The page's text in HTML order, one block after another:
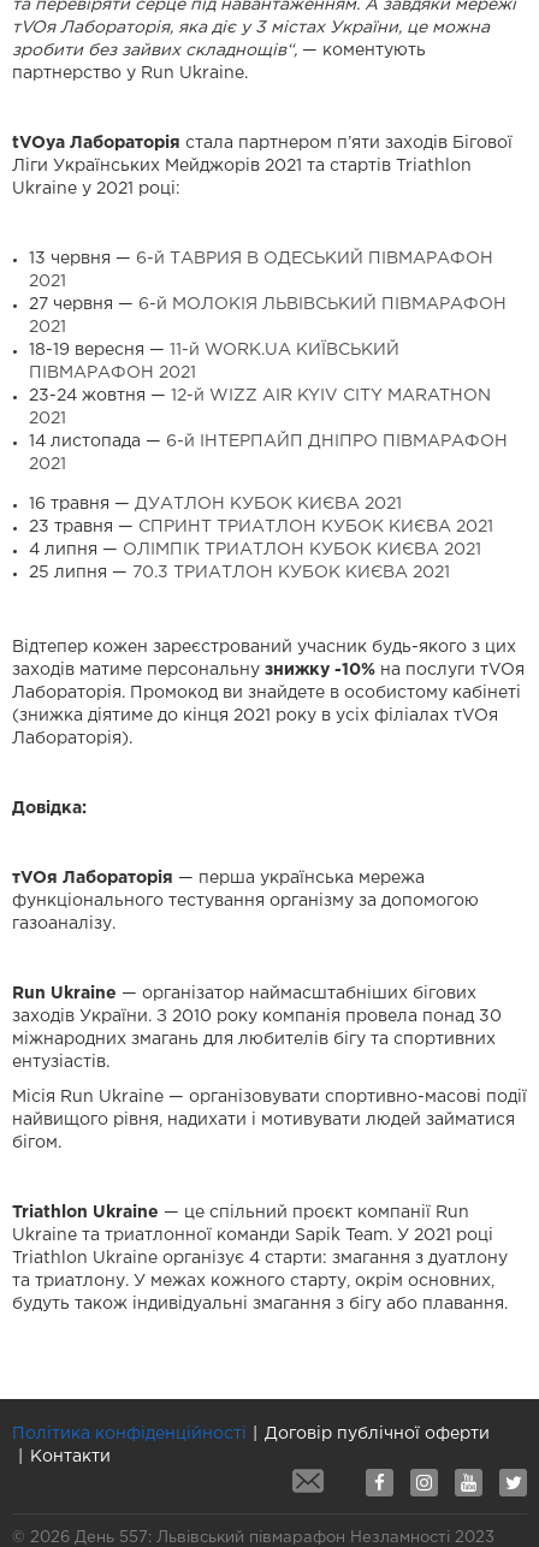
та перевіряти серце під навантаженням. А завдяки мережі
тVOя Лабораторія, яка діє у 3 містах України, це можна
зробити без зайвих складнощів“, — коментують
партнерство у Run Ukraine.
tVOya Лабораторія стала партнером п’яти заходів Бігової
Ліги Українських Мейджорів 2021 та стартів Triathlon
Ukraine у 2021 році:
13 червня — 6-й ТАВРИЯ В ОДЕСЬКИЙ ПІВМАРАФОН
2021
27 червня — 6-й МОЛОКІЯ ЛЬВІВСЬКИЙ ПІВМАРАФОН
2021
18-19 вересня — 11-й WORK.UA КИЇВСЬКИЙ
ПІВМАРАФОН 2021
23-24 жовтня — 12-й WIZZ AIR KYIV CITY MARATHON
2021
14 листопада — 6-й ІНТЕРПАЙП ДНІПРО ПІВМАРАФОН
2021
16 травня — ДУАТЛОН КУБОК КИЄВА 2021
23 травня — СПРИНТ ТРИАТЛОН КУБОК КИЄВА 2021
4 липня — ОЛІМПІК ТРИАТЛОН КУБОК КИЄВА 2021
25 липня — 70.3 ТРИАТЛОН КУБОК КИЄВА 2021
Відтепер кожен зареєстрований учасник будь-якого з цих
заходів матиме персональну знижку -10% на послуги тVOя
Лабораторія. Промокод ви знайдете в особистому кабінеті
(знижка діятиме до кінця 2021 року в усіх філіалах тVOя
Лабораторія).
Довідка:
тVOя Лабораторія — перша українська мережа
функціонального тестування організму за допомогою
газоаналізу.
Run Ukraine — організатор наймасштабніших бігових
заходів України. З 2010 року компанія провела понад 30
міжнародних змагань для любителів бігу та спортивних
ентузіастів.
Місія Run Ukraine — організовувати спортивно-масові події
найвищого рівня, надихати і мотивувати людей займатися
бігом.
Triathlon Ukraine — це спільний проєкт компанії Run
Ukraine та триатлонної команди Sapik Team. У 2021 році
Triathlon Ukraine організує 4 старти: змагання з дуатлону
та триатлону. У межах кожного старту, окрім основних,
будуть також індивідуальні змагання з бігу або плавання.
Політика конфіденційності
Договір публічної оферти
Контакти
© 2026 День 557: Львівський півмарафон Незламності 2023